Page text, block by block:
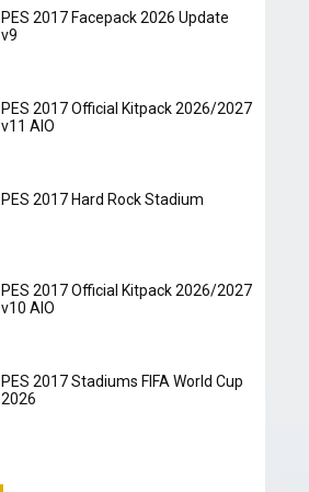
PES 2017 Facepack 2026 Update
v9
PES 2017 Official Kitpack 2026/2027
v11 AIO
PES 2017 Hard Rock Stadium
PES 2017 Official Kitpack 2026/2027
v10 AIO
PES 2017 Stadiums FIFA World Cup
2026